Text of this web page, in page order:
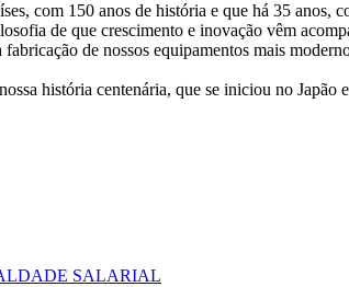
com 150 anos de história e que há 35
de que crescimento e inovação vêm
de nossos equipamentos mais
história centenária, que se iniciou no
SALARIAL